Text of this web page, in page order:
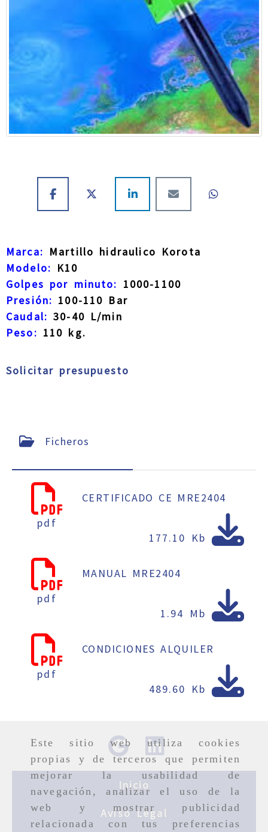
Este sitio web utiliza cookies
propias y de terceros que permiten
mejorar la usabilidad de
navegación, analizar el uso de la
web y mostrar publicidad
relacionada con tus preferencias
Marca: Martillo hidraulico Korota
Modelo: K10
Golpes por minuto: 1000-1100
Presión: 100-110 Bar
Caudal: 30-40 L/min
Peso: 110 kg.
Solicitar presupuesto
Ficheros
pdf
CERTIFICADO CE MRE2404
177.10 Kb
pdf
MANUAL MRE2404
1.94 Mb
pdf
CONDICIONES ALQUILER
489.60 Kb
Inicio
Aviso Legal